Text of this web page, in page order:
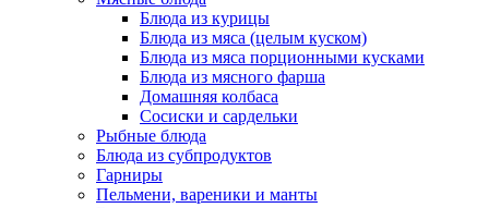
Блюда из курицы
Блюда из мяса (целым куском)
Блюда из мяса порционными кусками
Блюда из мясного фарша
Домашняя колбаса
Сосиски и сардельки
Рыбные блюда
Блюда из субпродуктов
Гарниры
Пельмени, вареники и манты